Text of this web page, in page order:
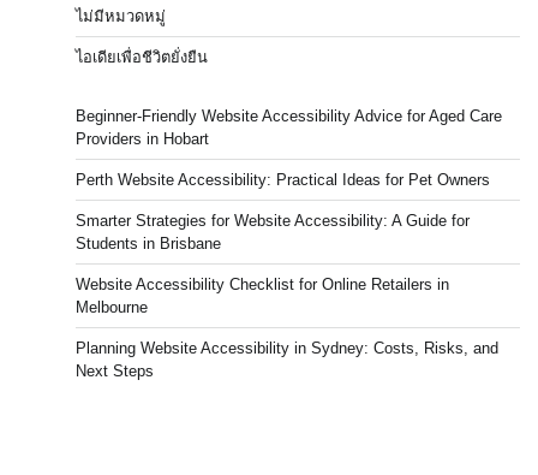
ไม่มีหมวดหมู่
ไอเดียเพื่อชีวิตยั่งยืน
Beginner-Friendly Website Accessibility Advice for Aged Care
Providers in Hobart
Perth Website Accessibility: Practical Ideas for Pet Owners
Smarter Strategies for Website Accessibility: A Guide for
Students in Brisbane
Website Accessibility Checklist for Online Retailers in
Melbourne
Planning Website Accessibility in Sydney: Costs, Risks, and
Next Steps